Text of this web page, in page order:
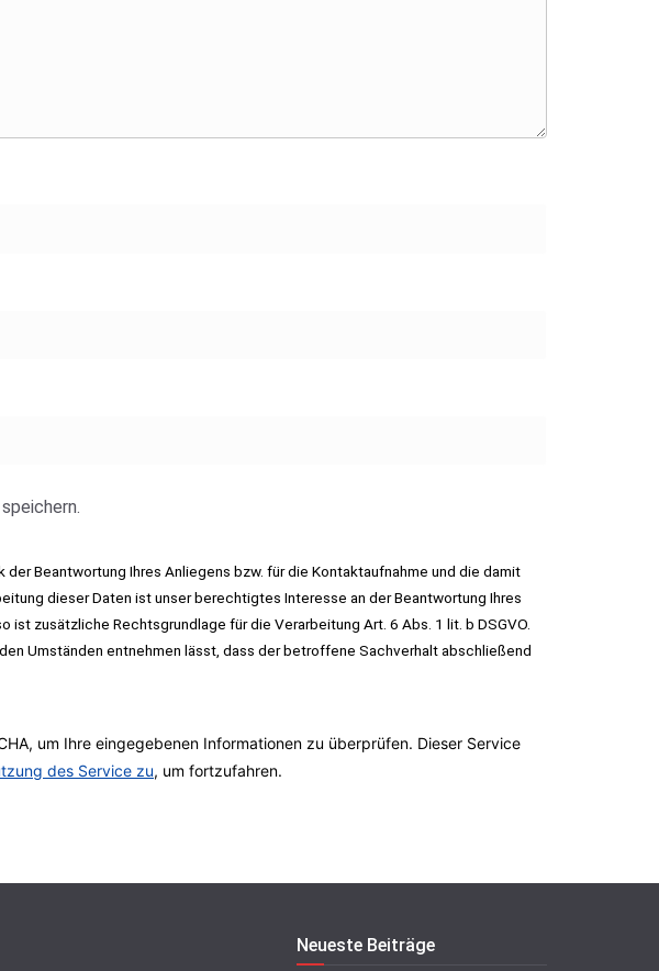
Beantwortung Ihres Anliegens bzw. für die Kontaktaufnahme und die damit
dieser Daten ist unser berechtigtes Interesse an der Beantwortung Ihres
zusätzliche Rechtsgrundlage für die Verarbeitung Art. 6 Abs. 1 lit. b DSGVO.
Umständen entnehmen lässt, dass der betroffene Sachverhalt abschließend
um Ihre eingegebenen Informationen zu überprüfen. Dieser Service
des Service zu, um fortzufahren.
Neueste Beiträge